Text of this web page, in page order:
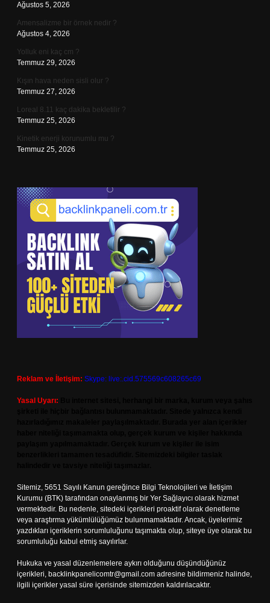
Ağustos 5, 2026
Amensalizme bir örnek nedir ?
Ağustos 4, 2026
Yolluk eni kaç cm ?
Temmuz 29, 2026
Kışın hava neden sisli olur ?
Temmuz 27, 2026
Loreal 8.11 kaç dakika bekletilir ?
Temmuz 25, 2026
Kinetik enerji korunumlu mu ?
Temmuz 25, 2026
Reklam ve İletişim: Skype: live:.cid.575569c608265c69
Yasal Uyarı:
Sitemiz, 5651 Sayılı Kanun gereğince Bilgi Teknolojileri ve İletişim
Kurumu (BTK) tarafından onaylanmış bir Yer Sağlayıcı olarak hizmet
vermektedir. Bu nedenle, sitedeki içerikleri proaktif olarak denetleme
veya araştırma yükümlülüğümüz bulunmamaktadır. Ancak, üyelerimiz
yazdıkları içeriklerin sorumluluğunu taşımakta olup, siteye üye olarak bu
sorumluluğu kabul etmiş sayılırlar.
Hukuka ve yasal düzenlemelere aykırı olduğunu düşündüğünüz
içerikleri, backlinkpanelicomtr@gmail.com adresine bildirmeniz halinde,
ilgili içerikler yasal süre içerisinde sitemizden kaldırılacaktır.